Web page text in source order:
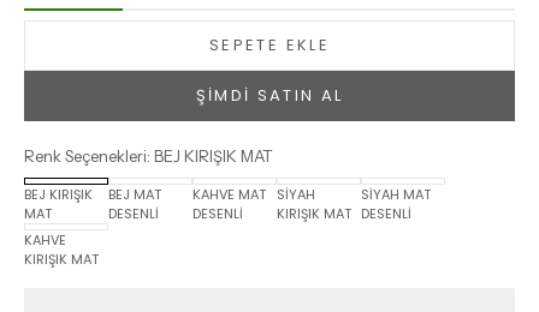
SEPETE EKLE
ŞİMDİ SATIN AL
Renk Seçenekleri: BEJ KIRIŞIK MAT
BEJ KIRIŞIK
MAT
BEJ MAT
DESENLİ
KAHVE MAT
DESENLİ
SİYAH
KIRIŞIK MAT
SİYAH MAT
DESENLİ
KAHVE
KIRIŞIK MAT